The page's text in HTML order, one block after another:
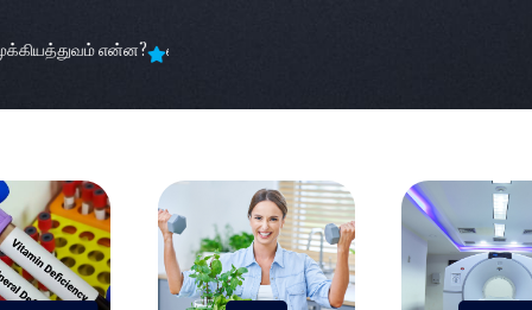
என்ன? எக்ஸ்ரே, சிடி ஸ்கேன் மற்றும் MRI